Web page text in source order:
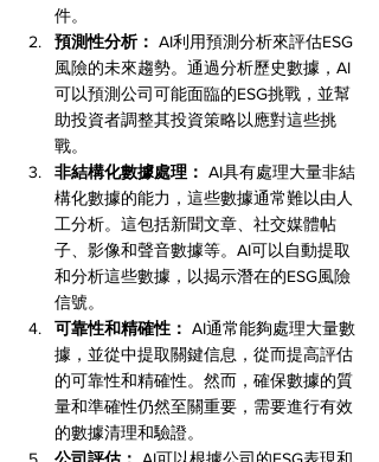
件。
預測性分析： AI利用預測分析來評估ESG
風險的未來趨勢。通過分析歷史數據，AI
可以預測公司可能面臨的ESG挑戰，並幫
助投資者調整其投資策略以應對這些挑
戰。
非結構化數據處理： AI具有處理大量非結
構化數據的能力，這些數據通常難以由人
工分析。這包括新聞文章、社交媒體帖
子、影像和聲音數據等。AI可以自動提取
和分析這些數據，以揭示潛在的ESG風險
信號。
可靠性和精確性： AI通常能夠處理大量數
據，並從中提取關鍵信息，從而提高評估
的可靠性和精確性。然而，確保數據的質
量和準確性仍然至關重要，需要進行有效
的數據清理和驗證。
公司評估：
AI可以根據公司的ESG表現和